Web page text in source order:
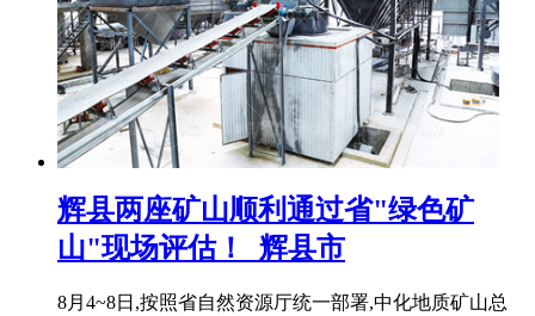
辉县两座矿山顺利通过省"绿色矿
山"现场评估！_辉县市
8月4~8日,按照省自然资源厅统一部署,中化地质矿山总